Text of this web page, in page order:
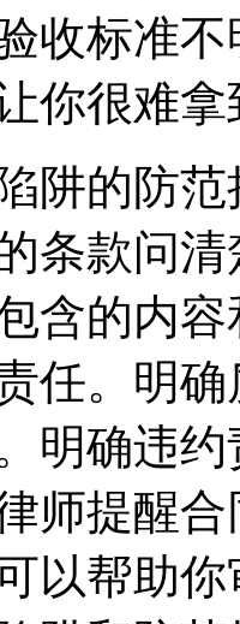
收标准
你很难拿
阱的防
条款问
含的内
任。明
明确违
师提醒
以帮助